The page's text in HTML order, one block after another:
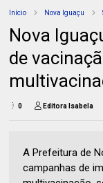
Início Nova Iguaçu
Nova
de
0 Editora Isabela
A Prefeitura de
campanhas de